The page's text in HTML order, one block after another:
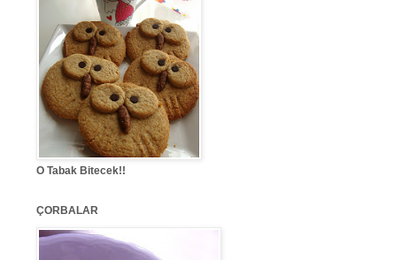
O Tabak Bitecek!!
ÇORBALAR